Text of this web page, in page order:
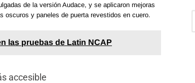
de la versión Audace, y se aplicaron mejoras
oscuros y paneles de puerta revestidos en cuero.
las pruebas de Latin NCAP
accesible